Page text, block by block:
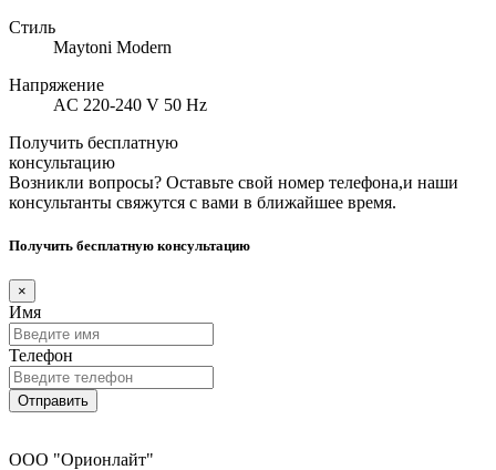
Стиль
Maytoni Modern
Напряжение
AC 220-240 V 50 Hz
Получить бесплатную
консультацию
Возникли вопросы? Оставьте свой номер телефона,и наши
консультанты свяжутся с вами в ближайшее время.
Получить бесплатную консультацию
×
Имя
Телефон
Отправить
ООО "Орионлайт"